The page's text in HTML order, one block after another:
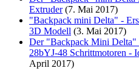
Extruder(7. Mai 2017)
"Backpack mini Delta" -
3D Modell (3. Mai 2017)
Der "Backpack Mini
28bYJ-48 Schrittmotoren -
April 2017)